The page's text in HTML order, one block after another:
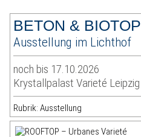
BETON & BIOTOP
Ausstellung im Lichthof
noch bis 17.10.2026
Krystallpalast Varieté Leipzig
Rubrik: Ausstellung